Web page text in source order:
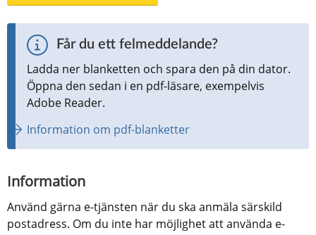
Får du ett felmeddelande?
Ladda ner blanketten och spara den på din dator.
Öppna den sedan i en pdf-läsare, exempelvis
Adobe Reader.
Information om pdf-blanketter
Information
Använd gärna e-tjänsten när du ska anmäla särskild
postadress. Om du inte har möjlighet att använda e-